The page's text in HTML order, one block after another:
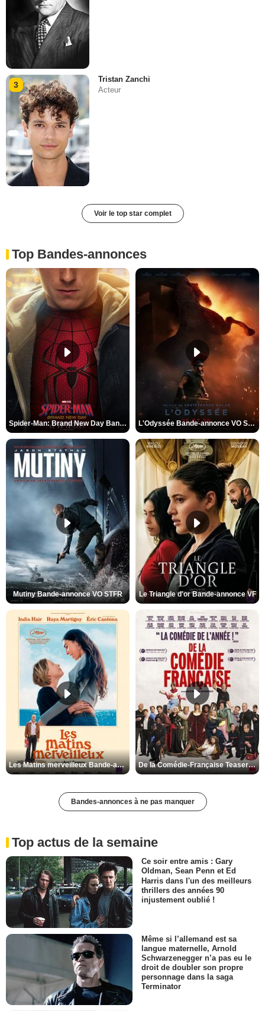
3
Tristan Zanchi
Acteur
Voir le top star complet
Top Bandes-annonces
Spider-Man: Brand New Day Bande-annonce VO STFR L'Odyssée Bande-annonce VO STFR
Mutiny Bande-annonce VO STFR Le Triangle d'or Bande-annonce VF
Les Matins merveilleux Bande-annonce VF De la Comédie-Française Teaser VF
Bandes-annonces à ne pas manquer
Top actus de la semaine
Ce soir entre amis : Gary
Oldman, Sean Penn et Ed
Harris dans l'un des meilleurs
thrillers des années 90
injustement oublié !
Même si l’allemand est sa
langue maternelle, Arnold
Schwarzenegger n’a pas eu le
droit de doubler son propre
personnage dans la saga
Terminator